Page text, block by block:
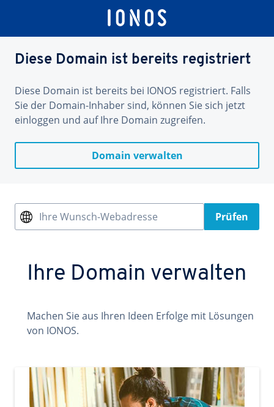
Diese Domain ist bereits registriert
Diese Domain ist bereits bei IONOS registriert. Falls
Sie der Domain-Inhaber sind, können Sie sich jetzt
einloggen und auf Ihre Domain zugreifen.
Domain verwalten
Ihre Wunsch-Webadresse Prüfen
Ihre Domain verwalten
Machen Sie aus Ihren Ideen Erfolge mit Lösungen
von IONOS.